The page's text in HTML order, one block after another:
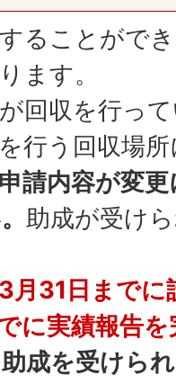
ることがで
ます。
回収を行っ
行う回収場
申請内容が変
助成が受け
3月31日までに
に実績報告
成を受けら